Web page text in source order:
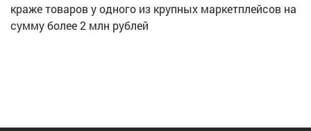
краже товаров у одного из крупных маркетплейсов на
сумму более 2 млн рублей